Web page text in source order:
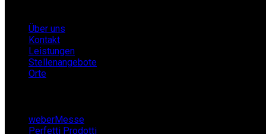
Über uns
Kontakt
Leistungen
Stellenangebote
Orte
weberMesse
Perfetti Prodotti